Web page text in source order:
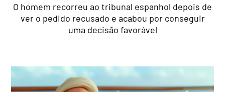
O homem recorreu ao tribunal espanhol depois de
ver o pedido recusado e acabou por conseguir
uma decisão favorável